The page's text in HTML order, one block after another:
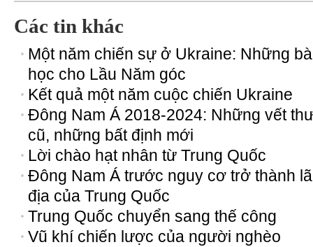
Các tin khác
Một năm chiến sự ở Ukraine: Những
học cho Lầu Năm góc
Kết quả một năm cuộc chiến Ukraine
Đông Nam Á 2018-2024: Những vết
cũ, những bất định mới
Lời chào hạt nhân từ Trung Quốc
Đông Nam Á trước nguy cơ trở thành
địa của Trung Quốc
Trung Quốc chuyển sang thế công
Vũ khí chiến lược của người nghèo